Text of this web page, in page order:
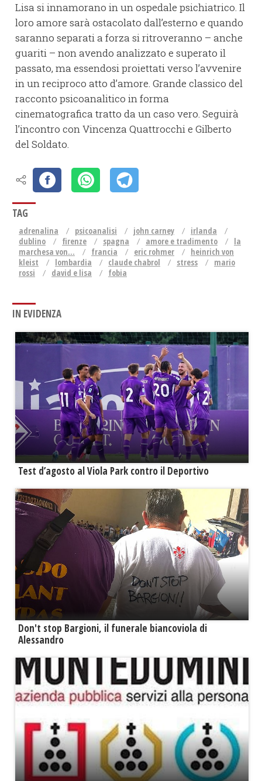
Lisa si innamorano in un ospedale psichiatrico. Il
loro amore sarà ostacolato dall’esterno e quando
saranno separati a forza si ritroveranno – anche
guariti – non avendo analizzato e superato il
passato, ma essendosi proiettati verso l’avvenire
in un reciproco atto d’amore. Grande classico del
racconto psicoanalitico in forma
cinematografica tratto da un caso vero. Seguirà
l’incontro con Vincenza Quattrocchi e Gilberto
del Soldato.
TAG
adrenalina psicoanalisi john carney
irlanda
dublino
firenze spagna amore e tradimento
la
marchesa von...
francia eric rohmer
heinrich von
kleist
lombardia claude chabrol stress
mario
rossi
david e lisa fobia
IN EVIDENZA
Test d’agosto al Viola Park contro il Deportivo
Don't stop Bargioni, il funerale biancoviola di
Alessandro